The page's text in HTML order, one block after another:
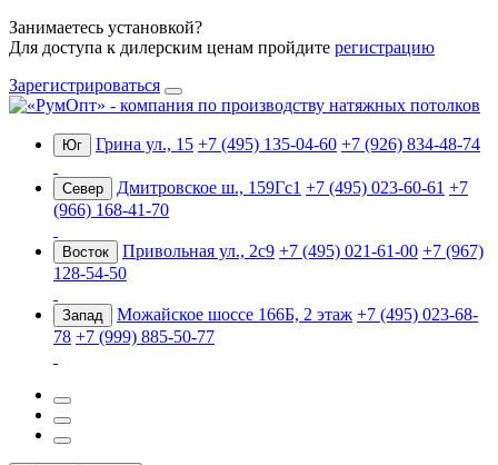
Занимаетесь установкой?
Для доступа к дилерским ценам пройдите регистрацию
Зарегистрироваться
Юг Грина ул., 15 +7 (495) 135-04-60 +7 (926) 834-48-74
Север Дмитровское ш., 159Гс1 +7 (495) 023-60-61 +7
(966) 168-41-70
Восток Привольная ул., 2с9 +7 (495) 021-61-00 +7 (967)
128-54-50
Запад Можайское шоссе 166Б, 2 этаж +7 (495) 023-68-
78 +7 (999) 885-50-77